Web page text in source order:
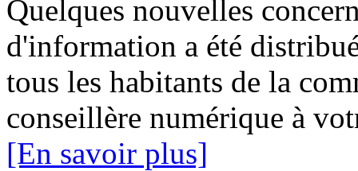
Quelques nouvelles
d'information a été
tous les habitants de la
conseillère numérique à
[En savoir plus]